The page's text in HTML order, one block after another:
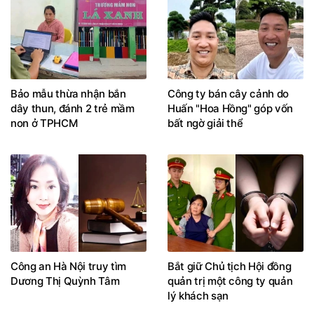
Bảo mẫu thừa nhận bắn
dây thun, đánh 2 trẻ mầm
non ở TPHCM
Công ty bán cây cảnh do
Huấn "Hoa Hồng" góp vốn
bất ngờ giải thể
Công an Hà Nội truy tìm
Dương Thị Quỳnh Tâm
Bắt giữ Chủ tịch Hội đồng
quản trị một công ty quản
lý khách sạn